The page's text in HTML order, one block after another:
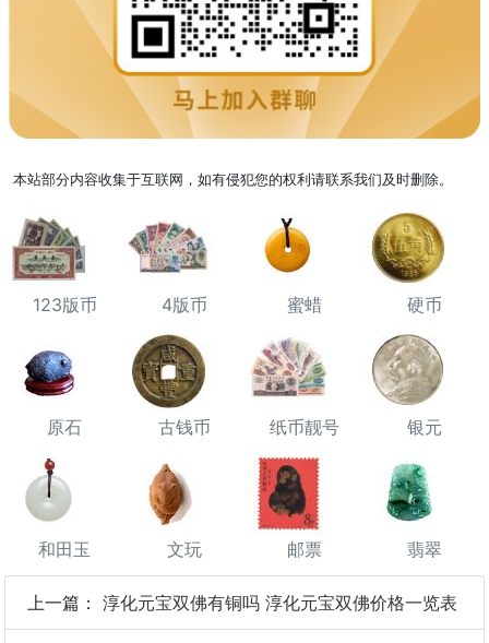
本站部分内容收集于互联网，如有侵犯您的权利请联系我们及时删除。
123版币 4版币 蜜蜡 硬币
原石 古钱币 纸币靓号 银元
和田玉 文玩 邮票 翡翠
上一篇： 淳化元宝双佛有铜吗 淳化元宝双佛价格一览表